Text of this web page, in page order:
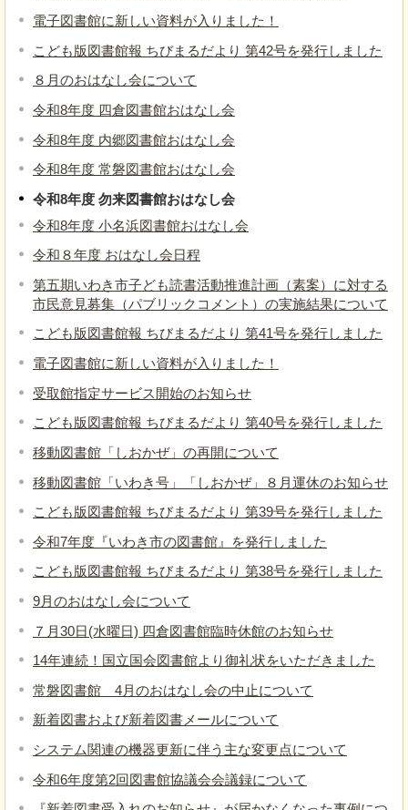
電子図書館に新しい資料が入りました！
こども版図書館報 ちびまるだより 第42号を発行しました
８月のおはなし会について
令和8年度 四倉図書館おはなし会
令和8年度 内郷図書館おはなし会
令和8年度 常磐図書館おはなし会
令和8年度 勿来図書館おはなし会
令和8年度 小名浜図書館おはなし会
令和８年度 おはなし会日程
第五期いわき市子ども読書活動推進計画（素案）に対する
市民意見募集（パブリックコメント）の実施結果について
こども版図書館報 ちびまるだより 第41号を発行しました
電子図書館に新しい資料が入りました！
受取館指定サービス開始のお知らせ
こども版図書館報 ちびまるだより 第40号を発行しました
移動図書館「しおかぜ」の再開について
移動図書館「いわき号」「しおかぜ」８月運休のお知らせ
こども版図書館報 ちびまるだより 第39号を発行しました
令和7年度『いわき市の図書館』を発行しました
こども版図書館報 ちびまるだより 第38号を発行しました
9月のおはなし会について
７月30日(水曜日) 四倉図書館臨時休館のお知らせ
14年連続！国立国会図書館より御礼状をいただきました
常磐図書館 4月のおはなし会の中止について
新着図書および新着図書メールについて
システム関連の機器更新に伴う主な変更点について
令和6年度第2回図書館協議会会議録について